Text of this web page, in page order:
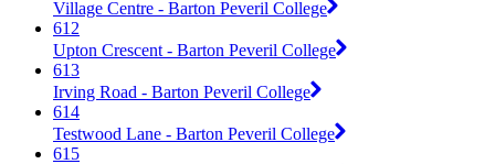
Village Centre - Barton Peveril College
612
Upton Crescent - Barton Peveril College
613
Irving Road - Barton Peveril College
614
Testwood Lane - Barton Peveril College
615